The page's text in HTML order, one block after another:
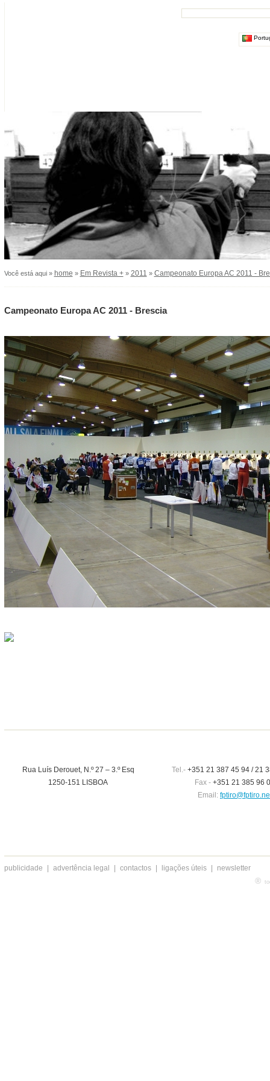
Você está aqui » home » Em Revista +» 2011 » Campeonato Europa AC 2011 -
Campeonato Europa AC 2011 - Brescia
Rua Luís Derouet, N.º 27 – 3.º Esq
1250-151 LISBOA
Tel.-+351 21 387 45 94 / 21
Fax - +351 21 385 96
Email:
publicidade advertência legal contactos ligações úteis newsletter
®